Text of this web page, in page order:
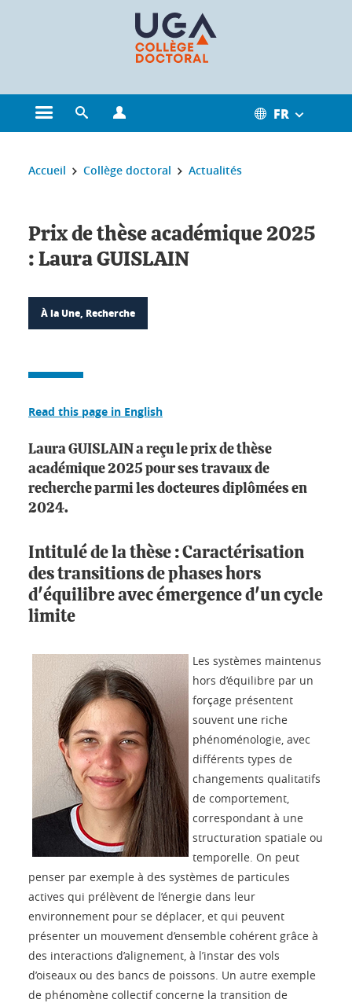
Ouvrir le menu principal
Ouvrir le moteur de recherche FR
Vous êtes ici :
Accueil Collège doctoral Actualités
Prix de thèse académique 2025
: Laura GUISLAIN
À la Une, Recherche
Read this page in English
Laura GUISLAIN a reçu le prix de thèse
académique 2025 pour ses travaux de
recherche parmi les docteures diplômées en
2024.
Intitulé de la thèse : Caractérisation
des transitions de phases hors
d'équilibre avec émergence d'un cycle
limite
Les systèmes maintenus
hors d’équilibre par un
forçage présentent
souvent une riche
phénoménologie, avec
différents types de
changements qualitatifs
de comportement,
correspondant à une
structuration spatiale ou
temporelle. On peut
penser par exemple à des systèmes de particules
actives qui prélèvent de l’énergie dans leur
environnement pour se déplacer, et qui peuvent
présenter un mouvement d’ensemble cohérent grâce à
des interactions d’alignement, à l’instar des vols
d’oiseaux ou des bancs de poissons. Un autre exemple
de phénomène collectif concerne la transition de